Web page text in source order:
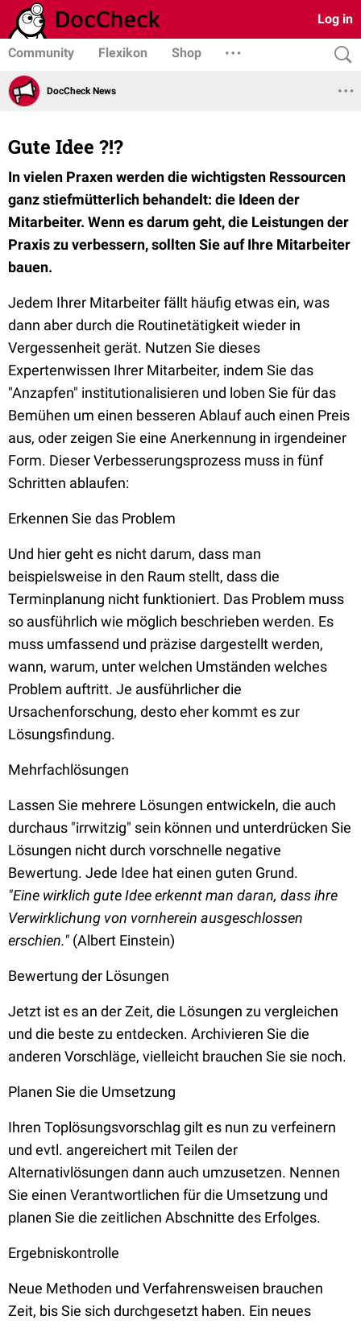
Log in
Community Flexikon Shop
DocCheck News
Gute Idee ?!?
In vielen Praxen werden die wichtigsten Ressourcen
ganz stiefmütterlich behandelt: die Ideen der
Mitarbeiter. Wenn es darum geht, die Leistungen der
Praxis zu verbessern, sollten Sie auf Ihre Mitarbeiter
bauen.
Jedem Ihrer Mitarbeiter fällt häufig etwas ein, was
dann aber durch die Routinetätigkeit wieder in
Vergessenheit gerät. Nutzen Sie dieses
Expertenwissen Ihrer Mitarbeiter, indem Sie das
"Anzapfen" institutionalisieren und loben Sie für das
Bemühen um einen besseren Ablauf auch einen Preis
aus, oder zeigen Sie eine Anerkennung in irgendeiner
Form. Dieser Verbesserungsprozess muss in fünf
Schritten ablaufen:
Erkennen Sie das Problem
Und hier geht es nicht darum, dass man
beispielsweise in den Raum stellt, dass die
Terminplanung nicht funktioniert. Das Problem muss
so ausführlich wie möglich beschrieben werden. Es
muss umfassend und präzise dargestellt werden,
wann, warum, unter welchen Umständen welches
Problem auftritt. Je ausführlicher die
Ursachenforschung, desto eher kommt es zur
Lösungsfindung.
Mehrfachlösungen
Lassen Sie mehrere Lösungen entwickeln, die auch
durchaus "irrwitzig" sein können und unterdrücken Sie
Lösungen nicht durch vorschnelle negative
Bewertung. Jede Idee hat einen guten Grund.
"Eine wirklich gute Idee erkennt man daran, dass ihre
Verwirklichung von vornherein ausgeschlossen
erschien." (Albert Einstein)
Bewertung der Lösungen
Jetzt ist es an der Zeit, die Lösungen zu vergleichen
und die beste zu entdecken. Archivieren Sie die
anderen Vorschläge, vielleicht brauchen Sie sie noch.
Planen Sie die Umsetzung
Ihren Toplösungsvorschlag gilt es nun zu verfeinern
und evtl. angereichert mit Teilen der
Alternativlösungen dann auch umzusetzen. Nennen
Sie einen Verantwortlichen für die Umsetzung und
planen Sie die zeitlichen Abschnitte des Erfolges.
Ergebniskontrolle
Neue Methoden und Verfahrensweisen brauchen
Zeit, bis Sie sich durchgesetzt haben. Ein neues